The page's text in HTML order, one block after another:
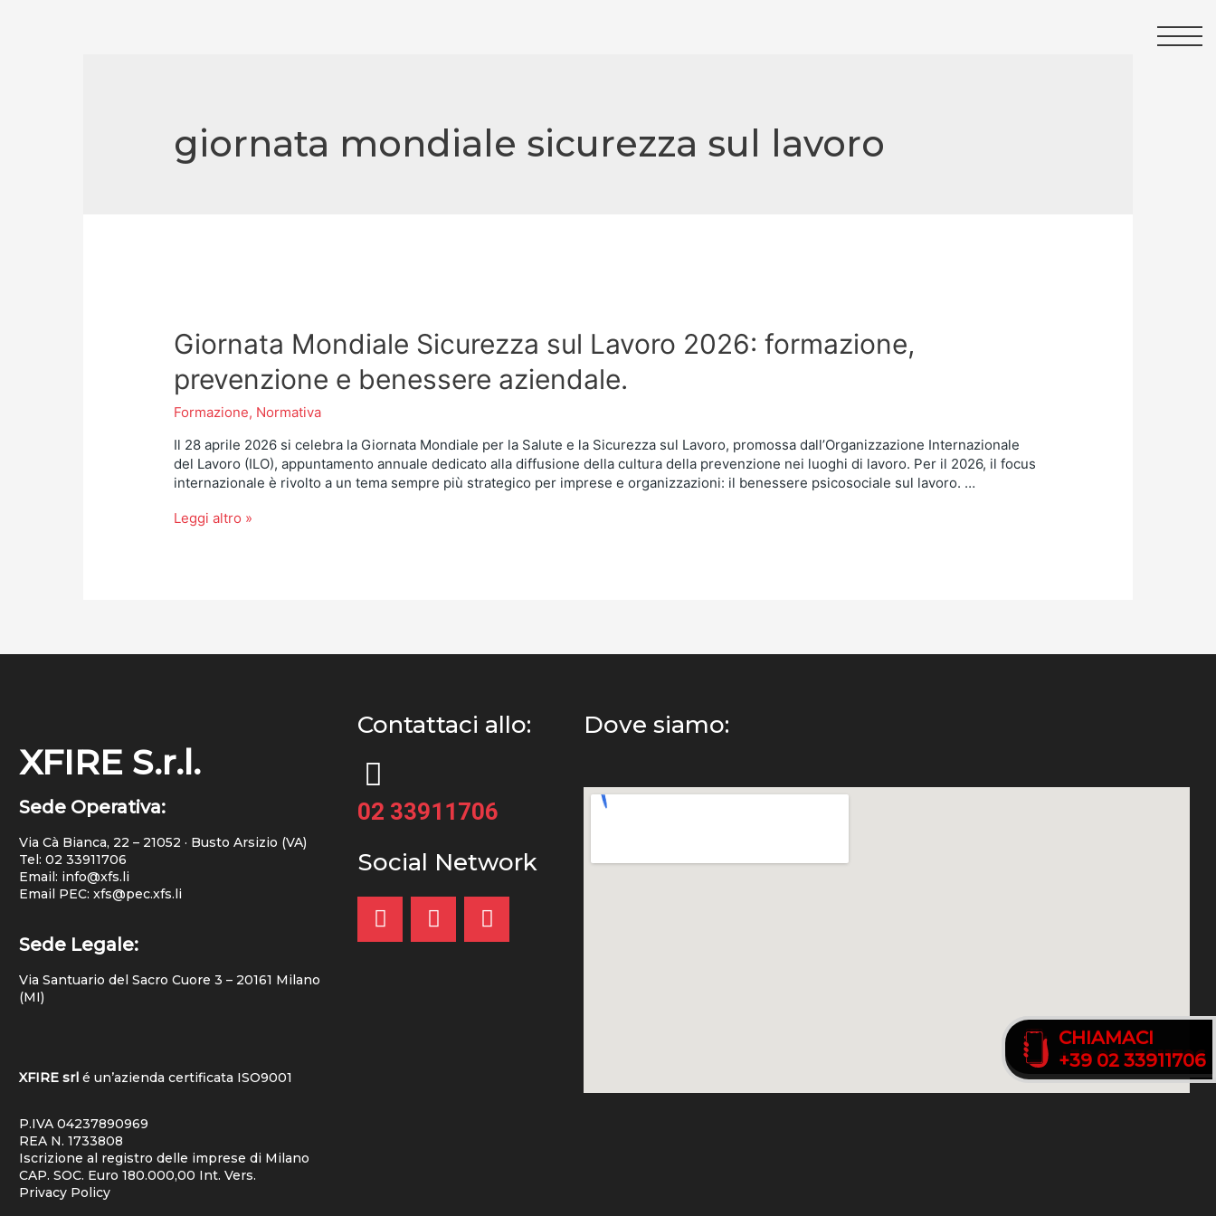
giornata mondiale sicurezza sul lavoro
Giornata Mondiale Sicurezza sul Lavoro 2026: formazione,
prevenzione e benessere aziendale.
Formazione, Normativa
Il 28 aprile 2026 si celebra la Giornata Mondiale per la Salute e la Sicurezza sul Lavoro, promossa dall’Organizzazione Internazionale
del Lavoro (ILO), appuntamento annuale dedicato alla diffusione della cultura della prevenzione nei luoghi di lavoro. Per il 2026, il focus
internazionale è rivolto a un tema sempre più strategico per imprese e organizzazioni: il benessere psicosociale sul lavoro. …
Leggi altro »
XFIRE S.r.l.
Sede Operativa:
Via Cà Bianca, 22 – 21052 · Busto Arsizio (VA)
Tel: 02 33911706
Email: info@xfs.li
Email PEC: xfs@pec.xfs.li
Sede Legale:
Via Santuario del Sacro Cuore 3 – 20161 Milano
(MI)
XFIRE srl é un’azienda certificata ISO9001
P.IVA 04237890969
REA N. 1733808
Iscrizione al registro delle imprese di Milano
CAP. SOC. Euro 180.000,00 Int. Vers.
Privacy Policy
Contattaci allo:
02 33911706
Social Network
CHIAMACI
+39 02 33911706
Dove siamo:
CHIAMACI
+39 02 33911706